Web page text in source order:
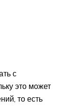
с
это может
то есть